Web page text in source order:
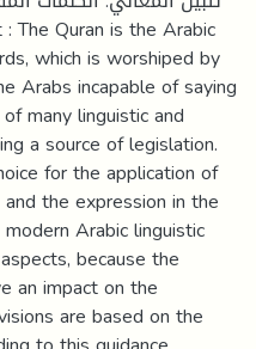
which is worshiped by
Arabs incapable of saying
many linguistic and
a source of legislation.
for the application of
the expression in the
Arabic linguistic
because the
an impact on the
are based on the